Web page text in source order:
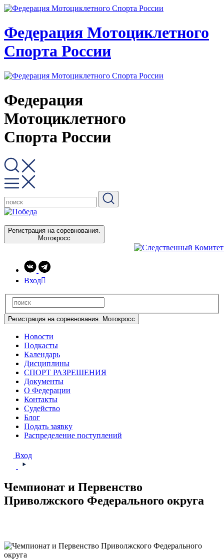
Федерация Мотоциклетного
Спорта России
Федерация
Мотоциклетного
Спорта России
Регистрация на соревнования.
Мотокросс
Вход
Регистрация на соревнования. Мотокросс
Новости
Подкасты
Календарь
Дисциплины
СПОРТ РАЗРЕШЕНИЯ
Документы
О Федерации
Контакты
Судейство
Блог
Подать заявку
Распределение поступлений
Вход
Чемпионат и Первенство
Приволжского Федерального округа